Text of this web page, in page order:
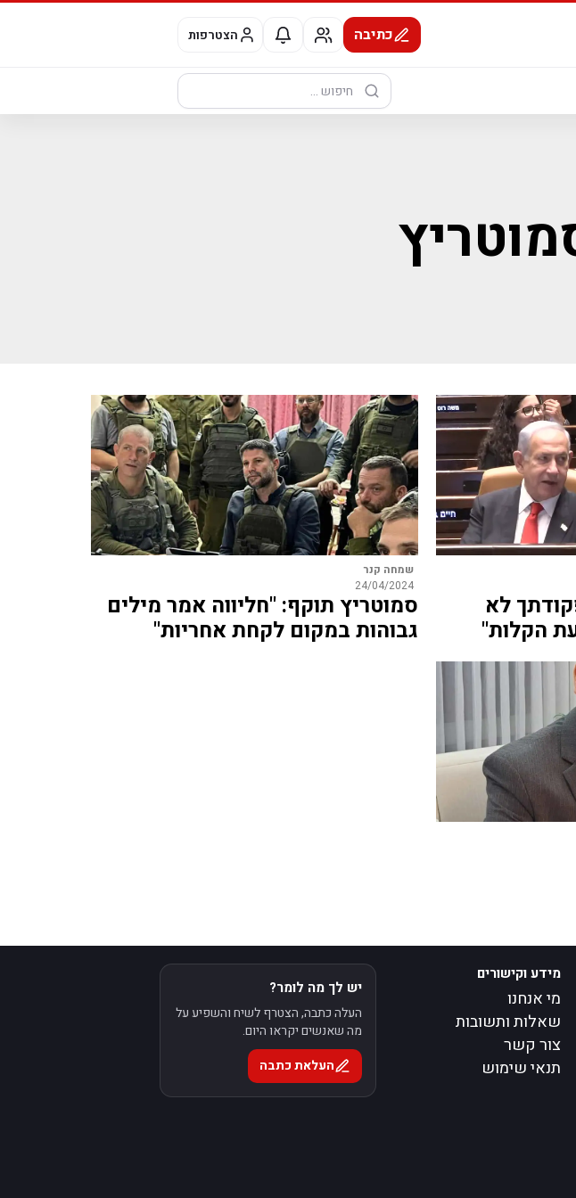
כתיבה הצטרפות
חיפוש:
לא
הקלות"
שמחה קנר
24/04/2024
סמוטריץ תוקף: "חליווה אמר מילים
גבוהות במקום לקחת אחריות"
מידע וקישורים
מי אנחנו
שאלות ותשובות
צור קשר
תנאי שימוש
יש לך מה לומר?
העלה כתבה, הצטרף לשיח והשפיע על
מה שאנשים יקראו היום.
העלאת כתבה